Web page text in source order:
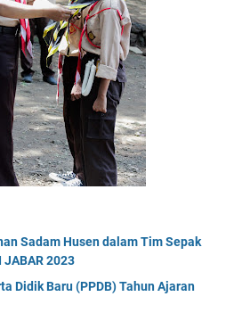
Sadam Husen dalam Tim Sepak
JABAR 2023
Didik Baru (PPDB) Tahun Ajaran